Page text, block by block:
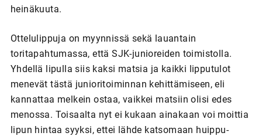
heinäkuuta.
Ottelulippuja on myynnissä sekä lauantain
toritapahtumassa, että SJK-junioreiden toimistolla.
Yhdellä lipulla siis kaksi matsia ja kaikki lipputulot
menevät tästä junioritoiminnan kehittämiseen, eli
kannattaa melkein ostaa, vaikkei matsiin olisi edes
menossa. Toisaalta nyt ei kukaan ainakaan voi moittia
lipun hintaa syyksi, ettei lähde katsomaan huippu-